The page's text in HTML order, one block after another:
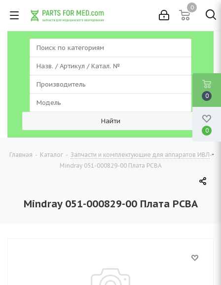
0
Главная - Каталог - Запчасти и комплектующие для аппаратов ИВЛ-
Mindray 051-000829-00 Плата PCBA
Mindray 051-000829-00 Плата PCBA
0
0